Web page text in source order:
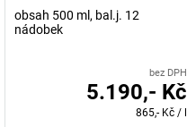
obsah 500 ml, bal.j. 12
nádobek
bez DPH
5.190,- Kč
865,- Kč /